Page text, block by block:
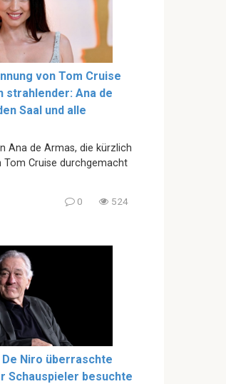
von Tom Cruise
strahlender: Ana de
Saal und alle
Ana de Armas, die kürzlich
Tom Cruise durchgemacht
0 524
Niro überraschte
Schauspieler besuchte